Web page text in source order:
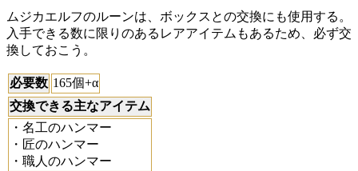
ムジカエルフのルーンは、ボックスとの交換にも使用する。
入手できる数に限りのあるレアアイテムもあるため、必ず交
換しておこう。
必要数 165個+α
交換できる主なアイテム
・名工のハンマー
・匠のハンマー
・職人のハンマー